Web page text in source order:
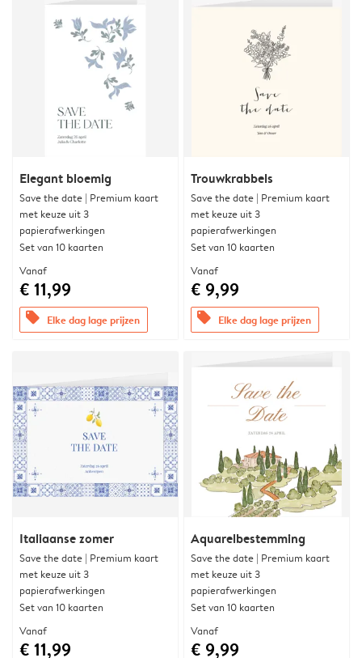
Elegant bloemig
Save the date | Premium kaart
met keuze uit 3
papierafwerkingen
Set van 10 kaarten
Vanaf
€ 11,99
offers Elke dag lage prijzen
Trouwkrabbels
Save the date | Premium kaart
met keuze uit 3
papierafwerkingen
Set van 10 kaarten
Vanaf
€ 9,99
offers Elke dag lage prijzen
Italiaanse zomer
Save the date | Premium kaart
met keuze uit 3
papierafwerkingen
Set van 10 kaarten
Vanaf
€ 11,99
Aquarelbestemming
Save the date | Premium kaart
met keuze uit 3
papierafwerkingen
Set van 10 kaarten
Vanaf
€ 9,99